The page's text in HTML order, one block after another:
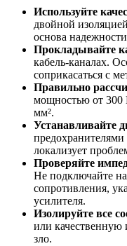
Используйте
двойной
основа
Прокладывайте
кабель-каналах.
соприкасаться с
Правильно
мощностью от 300
мм².
Устанавливайте
локализует
Проверяйте
Не подключайте
сопротивления,
усилителя.
Изолируйте все
или качественную
зло.